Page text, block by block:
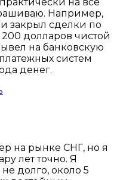
Например,
закрыл сделки по
долларов чистой
на банковскую
систем
денег.
на рынке СНГ, но я
лет точно. Я
долго, около 5